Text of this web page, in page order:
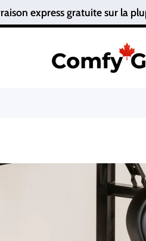
express gratuite sur la